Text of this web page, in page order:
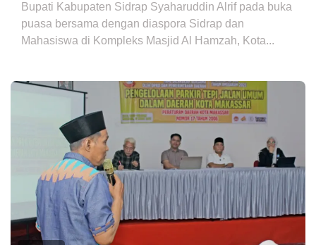
Bupati Kabupaten Sidrap Syaharuddin Alrif pada buka
puasa bersama dengan diaspora Sidrap dan
Mahasiswa di Kompleks Masjid Al Hamzah, Kota...